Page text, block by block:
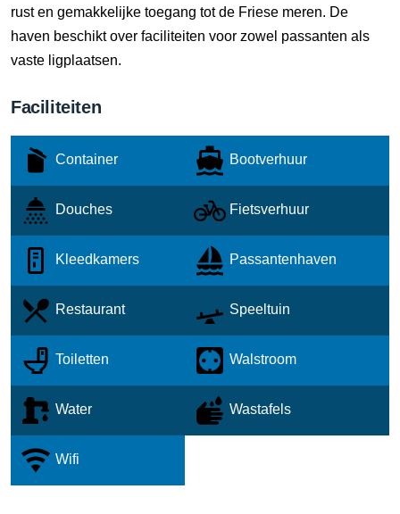
rust en gemakkelijke toegang tot de Friese meren. De
haven beschikt over faciliteiten voor zowel passanten als
vaste ligplaatsen.
Faciliteiten
Container Bootverhuur
Douches Fietsverhuur
Kleedkamers Passantenhaven
Restaurant Speeltuin
Toiletten Walstroom
Water Wastafels
Wifi